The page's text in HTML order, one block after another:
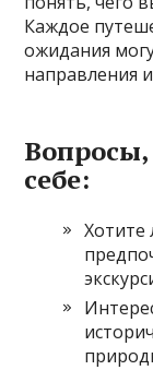
Каждое
ожидания
направления
Вопросы,
себе:
Хотите